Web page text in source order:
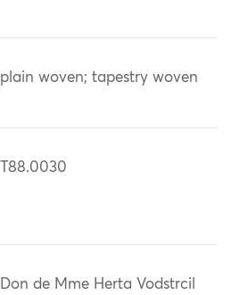
plain woven; tapestry woven
T88.0030
Don de Mme Herta Vodstrcil